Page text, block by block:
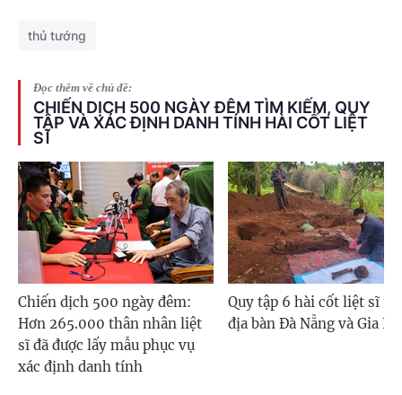
thủ tướng
Đọc thêm về chủ đề:
CHIẾN DỊCH 500 NGÀY ĐÊM TÌM KIẾM, QUY
TẬP VÀ XÁC ĐỊNH DANH TÍNH HÀI CỐT LIỆT
SĨ
Chiến dịch 500 ngày đêm:
Hơn 265.000 thân nhân liệt
sĩ đã được lấy mẫu phục vụ
xác định danh tính
Quy tập 6 hài cốt liệt sĩ
địa bàn Đà Nẵng và Gia Lai